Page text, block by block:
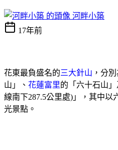
河畔小築
17年前
花東最負盛名的三大針山 ，分
山」、 花蓮富里的「六十石山」
線南下287.5公里處) 」，其中以
光景點。